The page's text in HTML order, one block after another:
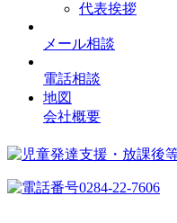
代表挨拶
メール相談
電話相談
地図
会社概要